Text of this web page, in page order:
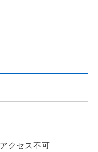
アクセス不可